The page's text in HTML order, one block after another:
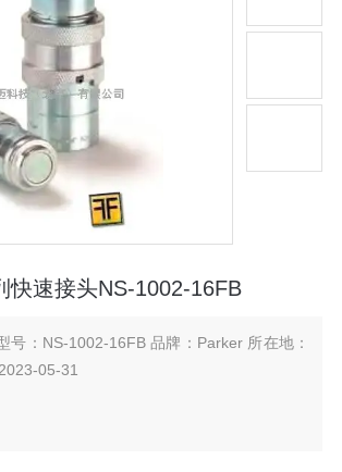
快速接头NS-1002-16FB
号：NS-1002-16FB 品牌：Parker 所在地：
05-31